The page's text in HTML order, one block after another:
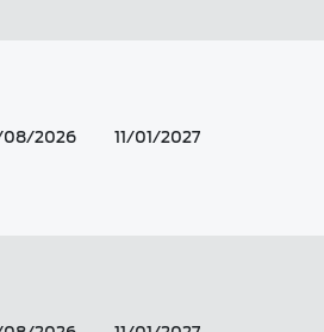
2026 11/01/2027